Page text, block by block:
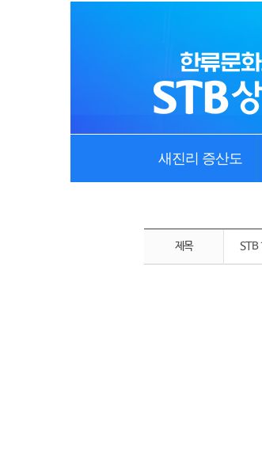
새진리 증산도
제목 STB